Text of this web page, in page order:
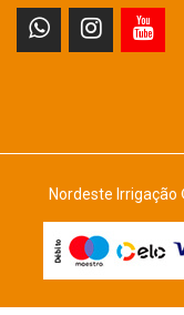
Nordeste Irrigação